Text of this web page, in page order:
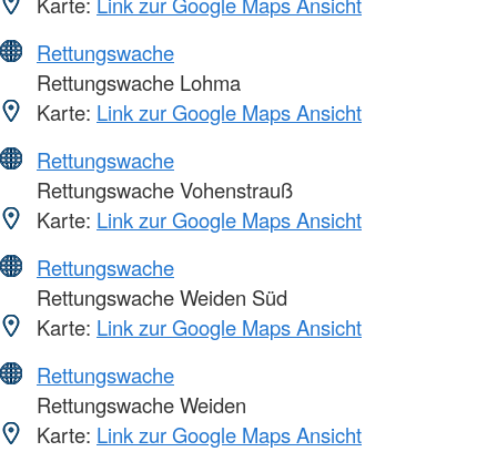
Rettungswache
Rettungswache Lohma
Karte: Link zur Google Maps Ansicht
Rettungswache
Rettungswache Vohenstrauß
Karte: Link zur Google Maps Ansicht
Rettungswache
Rettungswache Weiden Süd
Karte: Link zur Google Maps Ansicht
Rettungswache
Rettungswache Weiden
Karte: Link zur Google Maps Ansicht